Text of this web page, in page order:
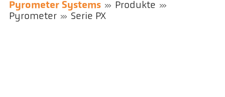
Pyrometer Systems
Produkte
Pyrometer
Serie PX